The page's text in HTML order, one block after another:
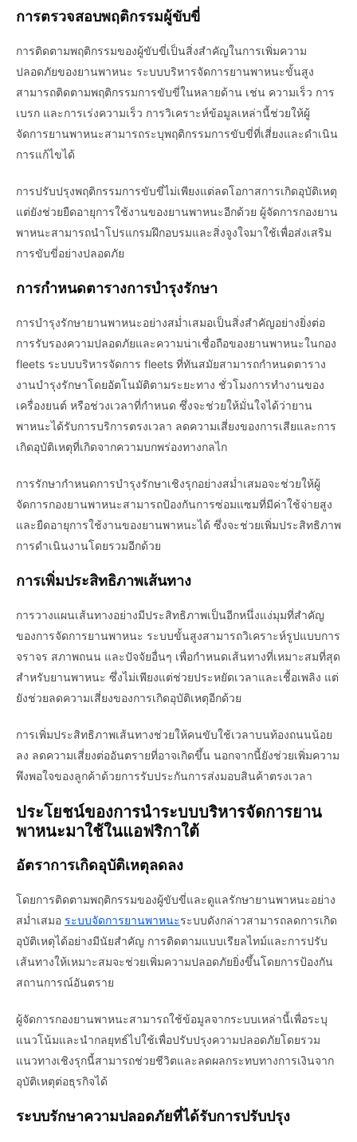
การตรวจสอบพฤติกรรมผู้ขับขี่
การติดตามพฤติกรรมของผู้ขับขี่เป็นสิ่งสำคัญในการเพิ่มความ
ปลอดภัยของยานพาหนะ ระบบบริหารจัดการยานพาหนะขั้นสูง
สามารถติดตามพฤติกรรมการขับขี่ในหลายด้าน เช่น ความเร็ว การ
เบรก และการเร่งความเร็ว การวิเคราะห์ข้อมูลเหล่านี้ช่วยให้ผู้
จัดการยานพาหนะสามารถระบุพฤติกรรมการขับขี่ที่เสี่ยงและดำเนิน
การแก้ไขได้
การปรับปรุงพฤติกรรมการขับขี่ไม่เพียงแต่ลดโอกาสการเกิดอุบัติเหตุ
แต่ยังช่วยยืดอายุการใช้งานของยานพาหนะอีกด้วย ผู้จัดการกองยาน
พาหนะสามารถนำโปรแกรมฝึกอบรมและสิ่งจูงใจมาใช้เพื่อส่งเสริม
การขับขี่อย่างปลอดภัย
การกำหนดตารางการบำรุงรักษา
การบำรุงรักษายานพาหนะอย่างสม่ำเสมอเป็นสิ่งสำคัญอย่างยิ่งต่อ
การรับรองความปลอดภัยและความน่าเชื่อถือของยานพาหนะในกอง
fleets ระบบบริหารจัดการ fleets ที่ทันสมัยสามารถกำหนดตาราง
งานบำรุงรักษาโดยอัตโนมัติตามระยะทาง ชั่วโมงการทำงานของ
เครื่องยนต์ หรือช่วงเวลาที่กำหนด ซึ่งจะช่วยให้มั่นใจได้ว่ายาน
พาหนะได้รับการบริการตรงเวลา ลดความเสี่ยงของการเสียและการ
เกิดอุบัติเหตุที่เกิดจากความบกพร่องทางกลไก
การรักษากำหนดการบำรุงรักษาเชิงรุกอย่างสม่ำเสมอจะช่วยให้ผู้
จัดการกองยานพาหนะสามารถป้องกันการซ่อมแซมที่มีค่าใช้จ่ายสูง
และยืดอายุการใช้งานของยานพาหนะได้ ซึ่งจะช่วยเพิ่มประสิทธิภาพ
การดำเนินงานโดยรวมอีกด้วย
การเพิ่มประสิทธิภาพเส้นทาง
การวางแผนเส้นทางอย่างมีประสิทธิภาพเป็นอีกหนึ่งแง่มุมที่สำคัญ
ของการจัดการยานพาหนะ ระบบขั้นสูงสามารถวิเคราะห์รูปแบบการ
จราจร สภาพถนน และปัจจัยอื่นๆ เพื่อกำหนดเส้นทางที่เหมาะสมที่สุด
สำหรับยานพาหนะ ซึ่งไม่เพียงแต่ช่วยประหยัดเวลาและเชื้อเพลิง แต่
ยังช่วยลดความเสี่ยงของการเกิดอุบัติเหตุอีกด้วย
การเพิ่มประสิทธิภาพเส้นทางช่วยให้คนขับใช้เวลาบนท้องถนนน้อย
ลง ลดความเสี่ยงต่ออันตรายที่อาจเกิดขึ้น นอกจากนี้ยังช่วยเพิ่มความ
พึงพอใจของลูกค้าด้วยการรับประกันการส่งมอบสินค้าตรงเวลา
ประโยชน์ของการนำระบบบริหารจัดการยาน
พาหนะมาใช้ในแอฟริกาใต้
อัตราการเกิดอุบัติเหตุลดลง
โดยการติดตามพฤติกรรมของผู้ขับขี่และดูแลรักษายานพาหนะอย่าง
สม่ำเสมอ ระบบจัดการยานพาหนะระบบดังกล่าวสามารถลดการเกิด
อุบัติเหตุได้อย่างมีนัยสำคัญ การติดตามแบบเรียลไทม์และการปรับ
เส้นทางให้เหมาะสมจะช่วยเพิ่มความปลอดภัยยิ่งขึ้นโดยการป้องกัน
สถานการณ์อันตราย
ผู้จัดการกองยานพาหนะสามารถใช้ข้อมูลจากระบบเหล่านี้เพื่อระบุ
แนวโน้มและนำกลยุทธ์ไปใช้เพื่อปรับปรุงความปลอดภัยโดยรวม
แนวทางเชิงรุกนี้สามารถช่วยชีวิตและลดผลกระทบทางการเงินจาก
อุบัติเหตุต่อธุรกิจได้
ระบบรักษาความปลอดภัยที่ได้รับการปรับปรุง